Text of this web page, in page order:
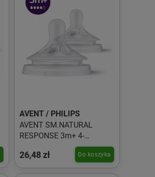
AVENT / PHILIPS
AVENT SM.NATURAL
RESPONSE 3m+ 4-
przepływowy SCY964/02
26,48 zł Do koszyka